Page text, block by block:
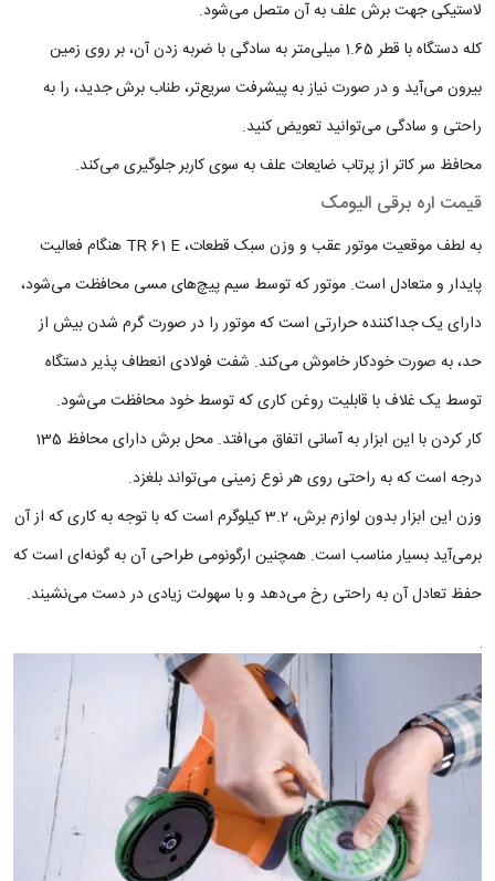
لاستیکی جهت برش علف به آن متصل می‌شود.
کله دستگاه با قطر 1.65 میلی‌متر به سادگی با ضربه زدن آن، بر روی زمین
بیرون می‌آید و در صورت نیاز به پیشرفت سریع‌تر، طناب برش جدید، را به
راحتی و سادگی می‌توانید تعویض کنید.
محافظ سر کاتر از پرتاب ضایعات علف به سوی کاربر جلوگیری می‌کند.
قیمت اره برقی الیومک
به لطف موقعیت موتور عقب و وزن سبک قطعات، TR 61 E هنگام فعالیت
پایدار و متعادل است. موتور که توسط سیم پیچ‌های مسی محافظت می‌شود،
دارای یک جداکننده حرارتی است که موتور را در صورت گرم شدن بیش از
حد، به صورت خودکار خاموش می‌کند. شفت فولادی انعطاف پذیر دستگاه
توسط یک غلاف با قابلیت روغن کاری که توسط خود محافظت می‌شود.
کار کردن با این ابزار به آسانی اتفاق می‌افتد. محل برش دارای محافظ 135
درجه است که به راحتی روی هر نوع زمینی می‌تواند بلغزد.
وزن این ابزار بدون لوازم برش، 3.2 کیلوگرم است که با توجه به کاری که از آن
برمی‌آید بسیار مناسب است. همچنین ارگونومی طراحی آن به گونه‌ای است که
حفظ تعادل آن به راحتی رخ می‌دهد و با سهولت زیادی در دست می‌نشیند.